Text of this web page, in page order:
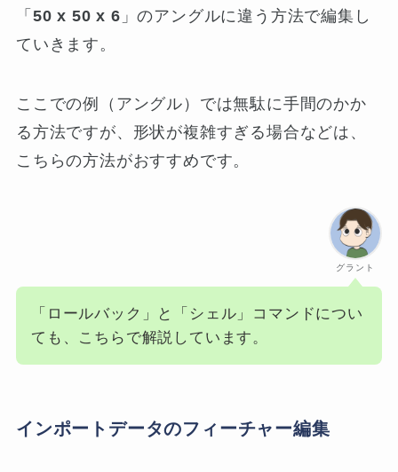
「 50 x 50 x 6 」のアングルに違う方法で編集し
ていきます。
ここでの例（アングル）では無駄に手間のかか
る方法ですが、形状が複雑すぎる場合などは、
こちらの方法がおすすめです。
グラント
「ロールバック」と「シェル」コマンドについ
ても、こちらで解説しています。
インポートデータのフィーチャー編集